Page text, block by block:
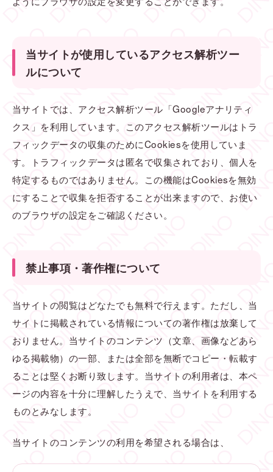
当サイトが使用しているアクセス解析ツー
ルについて
当サイトでは、アクセス解析ツール「Googleアナリティ
クス」を利用しています。このアクセス解析ツールはトラ
フィックデータの収集のためにCookiesを使用していま
す。トラフィックデータは匿名で収集されており、個人を
特定するものではありません。この機能はCookiesを無効
にすることで収集を拒否することが出来ますので、お使い
のブラウザの設定をご確認ください。
禁止事項・著作権について
当サイトの閲覧はどなたでも無料で行えます。ただし、当
サイトに掲載されている情報についての著作権は放棄して
おりません。当サイトのコンテンツ（文章、画像などあら
ゆる掲載物）の一部、または全部を無断でコピー・転載す
ることは堅くお断り致します。当サイトの利用者は、本ペ
ージの内容を十分に理解したうえで、当サイトを利用する
ものとみなします。
当サイトのコンテンツの利用を希望される場合は、